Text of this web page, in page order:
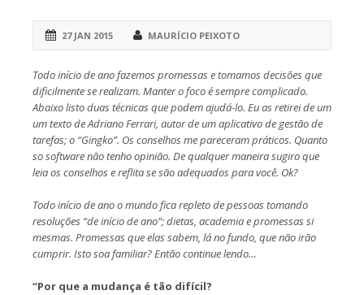
27 JAN 2015 MAURÍCIO PEIXOTO
Todo início de ano fazemos promessas e tomamos decisões que
dificilmente se realizam. Manter o foco é sempre complicado.
Abaixo listo duas técnicas que podem ajudá-lo. Eu as retirei de um
um texto de Adriano Ferrari, autor de um aplicativo de gestão de
tarefas; o “Gingko”. Os conselhos me pareceram práticos. Quanto
so software não tenho opinião. De qualquer maneira sugiro que
leia os conselhos e reflita se são adequados para você. Ok?
Todo início de ano o mundo fica repleto de pessoas tomando
resoluções “de início de ano”; dietas, academia e promessas si
mesmas. Promessas que elas sabem, lá no fundo, que não irão
cumprir. Isto soa familiar? Então continue lendo…
“Por que a mudança é tão difícil?